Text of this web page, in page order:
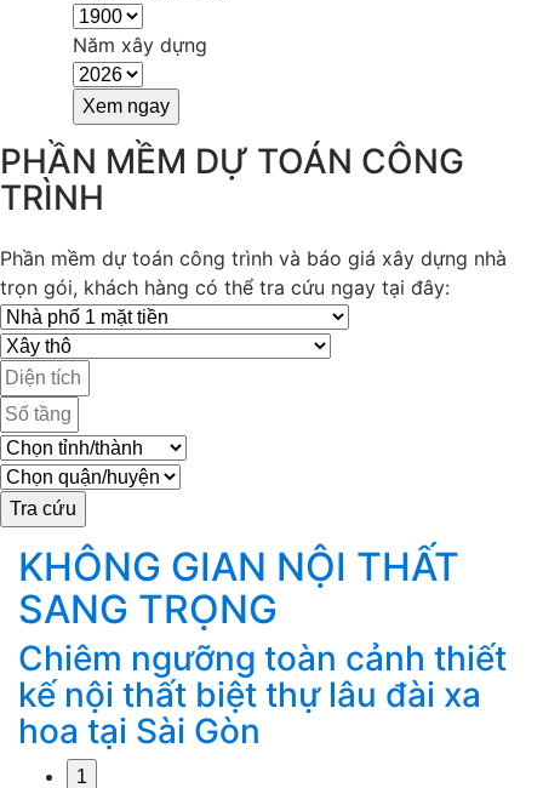
Năm xây dựng
PHẦN MỀM DỰ TOÁN CÔNG
TRÌNH
Phần mềm dự toán công trình và báo giá xây dựng nhà
trọn gói, khách hàng có thể tra cứu ngay tại đây:
KHÔNG GIAN NỘI THẤT
SANG TRỌNG
Chiêm ngưỡng toàn cảnh thiết
kế nội thất biệt thự lâu đài xa
hoa tại Sài Gòn
1